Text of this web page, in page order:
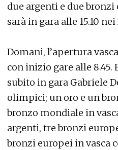
due argenti e due
sarà in gara alle 15.10
Domani, l’apertura
con inizio gare alle 8.45.
subito in gara Gabriele
olimpici; un oro e un
bronzo mondiale in
argenti, tre bronzi
bronzi europei in vasca